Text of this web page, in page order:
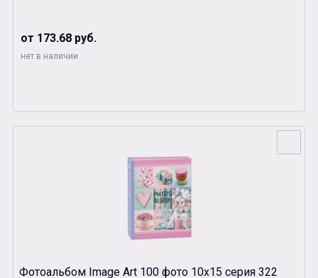
от 173.68 руб.
нет в наличии
Фотоальбом Image Art 100 фото 10х15 серия 322